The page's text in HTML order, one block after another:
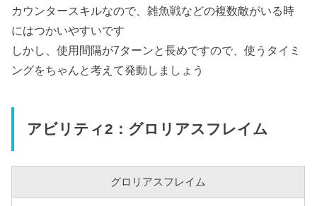
カウンタースキルなので、雑魚戦などの複数敵がいる時
にはつかいやすいです
しかし、使用間隔が7ターンと長めですので、使うタイミ
ングをちゃんと考えて発動しましょう
アビリティ2：グロリアスフレイム
グロリアスフレイム